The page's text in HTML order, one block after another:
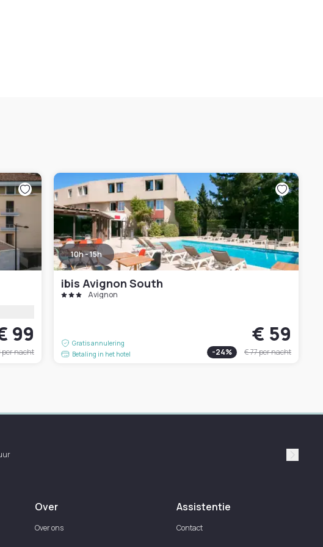
99
per nacht
10h - 15h
ibis Avignon South
Avignon
Gratis annulering
Betaling in het hotel
€ 59
-24% € 77per nacht
Over
Over ons
Assistentie
Contact